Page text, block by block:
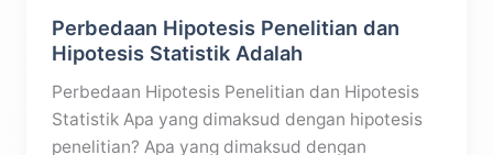
Perbedaan Hipotesis Penelitian dan
Hipotesis Statistik Adalah
Perbedaan Hipotesis Penelitian dan Hipotesis
Statistik Apa yang dimaksud dengan hipotesis
penelitian? Apa yang dimaksud dengan